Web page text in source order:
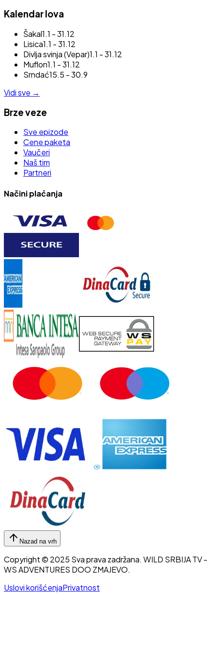
Kalendar lova
Šakal1.1 - 31.12
Lisica1.1 - 31.12
Divlja svinja (Vepar)1.1 - 31.12
Muflon1.1 - 31.12
Srndać15.5 - 30.9
Vidi sve →
Brze veze
Sve epizode
Cene paketa
Vaučeri
Naš tim
Partneri
Načini plaćanja
Nazad na vrh
Copyright © 2025 Sva prava zadržana. WILD SRBIJA TV-
WS ADVENTURES DOO ZMAJEVO.
Uslovi korišćenjaPrivatnost